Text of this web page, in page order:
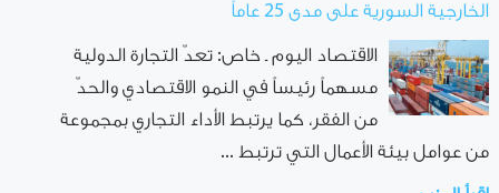
الخارجية السورية على مدى 25 عاماً
الاقتصاد اليوم ـ خاص: تعدّ التجارة الدولية
مسهماً رئيساً في النمو الاقتصادي والحدّ
من الفقر، كما يرتبط الأداء التجاري بمجموعة
من عوامل بيئة الأعمال التي ترتبط ...